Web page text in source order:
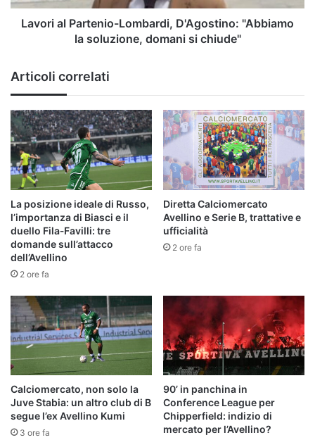
domani
Lavori al Partenio-Lombardi, D'Agostino: "Abbiamo
la soluzione, domani si chiude"
Articoli correlati
La posizione ideale di Russo,
l’importanza di Biasci e il
duello Fila‑Favilli: tre
domande sull’attacco
dell’Avellino
2 ore fa
Diretta Calciomercato
Avellino e Serie B, trattative e
ufficialità
2 ore fa
Calciomercato, non solo la
Juve Stabia: un altro club di B
segue l’ex Avellino Kumi
3 ore fa
90’ in panchina in
Conference League per
Chipperfield: indizio di
mercato per l’Avellino?